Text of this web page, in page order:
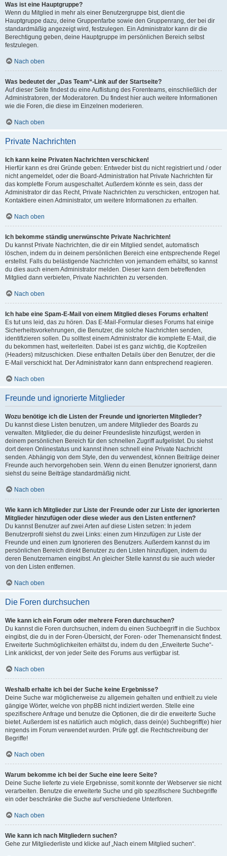
Was ist eine Hauptgruppe?
Wenn du Mitglied in mehr als einer Benutzergruppe bist, dient die
Hauptgruppe dazu, deine Gruppenfarbe sowie den Gruppenrang, der bei dir
standardmäßig angezeigt wird, festzulegen. Ein Administrator kann dir die
Berechtigung geben, deine Hauptgruppe im persönlichen Bereich selbst
festzulegen.
Nach oben
Was bedeutet der „Das Team“-Link auf der Startseite?
Auf dieser Seite findest du eine Auflistung des Forenteams, einschließlich der
Administratoren, der Moderatoren. Du findest hier auch weitere Informationen
wie die Foren, die diese im Einzelnen moderieren.
Nach oben
Private Nachrichten
Ich kann keine Privaten Nachrichten verschicken!
Hierfür kann es drei Gründe geben: Entweder bist du nicht registriert und / oder
nicht angemeldet, oder die Board-Administration hat Private Nachrichten für
das komplette Forum ausgeschaltet. Außerdem könnte es sein, dass der
Administrator dir das Recht, Private Nachrichten zu verschicken, entzogen hat.
Kontaktiere einen Administrator, um weitere Informationen zu erhalten.
Nach oben
Ich bekomme ständig unerwünschte Private Nachrichten!
Du kannst Private Nachrichten, die dir ein Mitglied sendet, automatisch
löschen, indem du in deinem persönlichen Bereich eine entsprechende Regel
erstellst. Falls du belästigende Nachrichten von jemandem erhältst, so kannst
du dies auch einem Administrator melden. Dieser kann dem betreffenden
Mitglied dann verbieten, Private Nachrichten zu versenden.
Nach oben
Ich habe eine Spam-E-Mail von einem Mitglied dieses Forums erhalten!
Es tut uns leid, das zu hören. Das E-Mail-Formular dieses Forums hat einige
Sicherheitsvorkehrungen, die Benutzer, die solche Nachrichten senden,
identifizieren sollen. Du solltest einem Administrator die komplette E-Mail, die
du bekommen hast, weiterleiten. Dabei ist es ganz wichtig, die Kopfzeilen
(Headers) mitzuschicken. Diese enthalten Details über den Benutzer, der die
E-Mail verschickt hat. Der Administrator kann dann entsprechend reagieren.
Nach oben
Freunde und ignorierte Mitglieder
Wozu benötige ich die Listen der Freunde und ignorierten Mitglieder?
Du kannst diese Listen benutzen, um andere Mitglieder des Boards zu
verwalten. Mitglieder, die du deiner Freundesliste hinzufügst, werden in
deinem persönlichen Bereich für den schnellen Zugriff aufgelistet. Du siehst
dort deren Onlinestatus und kannst ihnen schnell eine Private Nachricht
senden. Abhängig von dem Style, den du verwendest, können Beiträge deiner
Freunde auch hervorgehoben sein. Wenn du einen Benutzer ignorierst, dann
siehst du seine Beiträge standardmäßig nicht.
Nach oben
Wie kann ich Mitglieder zur Liste der Freunde oder zur Liste der ignorierten
Mitglieder hinzufügen oder diese wieder aus den Listen entfernen?
Du kannst Benutzer auf zwei Arten auf diese Listen setzen: In jedem
Benutzerprofil siehst du zwei Links: einen zum Hinzufügen zur Liste der
Freunde und einen zum Ignorieren des Benutzers. Außerdem kannst du im
persönlichen Bereich direkt Benutzer zu den Listen hinzufügen, indem du
deren Benutzernamen eingibst. An gleicher Stelle kannst du sie auch wieder
von den Listen entfernen.
Nach oben
Die Foren durchsuchen
Wie kann ich ein Forum oder mehrere Foren durchsuchen?
Du kannst die Foren durchsuchen, indem du einen Suchbegriff in die Suchbox
eingibst, die du in der Foren-Übersicht, der Foren- oder Themenansicht findest.
Erweiterte Suchmöglichkeiten erhältst du, indem du den „Erweiterte Suche“-
Link anklickst, der von jeder Seite des Forums aus verfügbar ist.
Nach oben
Weshalb erhalte ich bei der Suche keine Ergebnisse?
Deine Suche war möglicherweise zu allgemein gehalten und enthielt zu viele
gängige Wörter, welche von phpBB nicht indiziert werden. Stelle eine
spezifischere Anfrage und benutze die Optionen, die dir die erweiterte Suche
bietet. Außerdem ist es natürlich auch möglich, dass dein(e) Suchbegriff(e) hier
nirgends im Forum verwendet wurden. Prüfe ggf. die Rechtschreibung der
Begriffe!
Nach oben
Warum bekomme ich bei der Suche eine leere Seite?
Deine Suche lieferte zu viele Ergebnisse, somit konnte der Webserver sie nicht
verarbeiten. Benutze die erweiterte Suche und gib spezifischere Suchbegriffe
ein oder beschränke die Suche auf verschiedene Unterforen.
Nach oben
Wie kann ich nach Mitgliedern suchen?
Gehe zur Mitgliederliste und klicke auf „Nach einem Mitglied suchen“.